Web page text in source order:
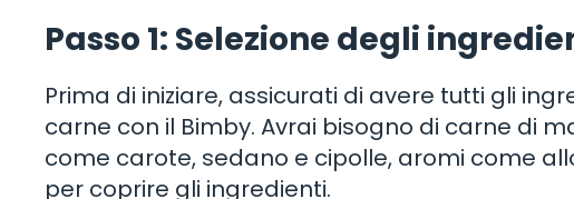
Passo 1: Selezione degli
Prima di iniziare, assicurati di avere tutti gli
carne con il Bimby. Avrai bisogno di carne di
come carote, sedano e cipolle, aromi come
per coprire gli ingredienti.